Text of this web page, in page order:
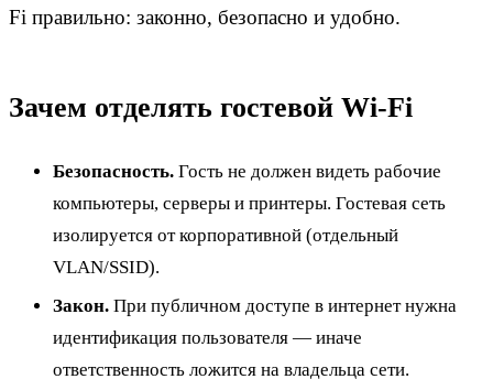
Fi правильно: законно, безопасно и удобно.
Зачем отделять гостевой Wi-Fi
Безопасность. Гость не должен видеть рабочие
компьютеры, серверы и принтеры. Гостевая сеть
изолируется от корпоративной (отдельный
VLAN/SSID).
Закон. При публичном доступе в интернет нужна
идентификация пользователя — иначе
ответственность ложится на владельца сети.